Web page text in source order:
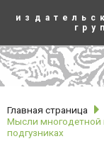
основному весь
Главная страница
Мысли многодетной
подгузниках